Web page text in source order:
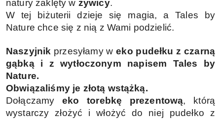
natury zaklęty w żywicy.
W tej biżuterii dzieje się magia, a Tales by
Nature chce się z nią z Wami podzielić.
Naszyjnik przesyłamy weko pudełku z czarną
gąbką i z wytłoczonym napisem Tales by
Nature.
Obwiązaliśmy je złotą wstążką.
Dołączamyeko torebkę prezentową, którą
wystarczy złożyć i włożyć do niej pudełko z